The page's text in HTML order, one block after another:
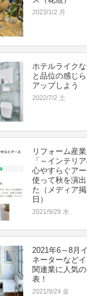
2023/1/2 月
ホテルライク
と品位の感じ
アップしよう
2022/7/2 土
リフォーム産
「～インテリ
心やすらぐア
使って秋を演
た（メディア
日）
2021/9/29 水
2021年6～8月
ネーターなど
関連業に人気
表！
2021/9/24 金